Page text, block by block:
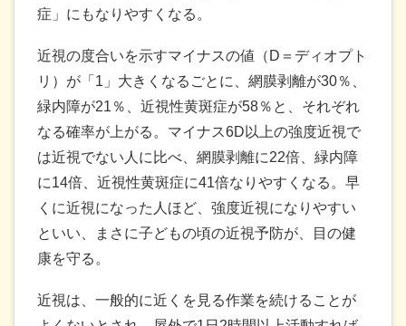
症」にもなりやすくなる。
近視の度合いを示すマイナスの値（D＝ディオプト
リ）が「1」大きくなるごとに、網膜剥離が30％、
緑内障が21％、近視性黄斑症が58％と、それぞれ
なる確率が上がる。マイナス6D以上の強度近視で
は近視でない人に比べ、網膜剥離に22倍、緑内障
に14倍、近視性黄斑症に41倍なりやすくなる。早
くに近視になった人ほど、強度近視になりやすい
といい、まさに子どもの頃の近視予防が、目の健
康を守る。
近視は、一般的に近くを見る作業を続けることが